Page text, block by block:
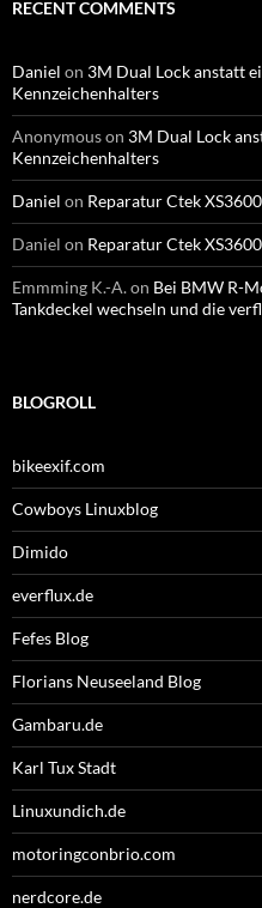
RECENT COMMENTS
Daniel on 3M Dual Lock anstatt
Kennzeichenhalters
Anonymouson 3M Dual Lock
Kennzeichenhalters
Daniel on Reparatur Ctek
Daniel on Reparatur Ctek
Emmming K.-A.on Bei BMW R-
Tankdeckel wechseln und die
BLOGROLL
bikeexif.com
Cowboys Linuxblog
Dimido
everflux.de
Fefes Blog
Florians Neuseeland Blog
Gambaru.de
Karl Tux Stadt
Linuxundich.de
motoringconbrio.com
nerdcore.de